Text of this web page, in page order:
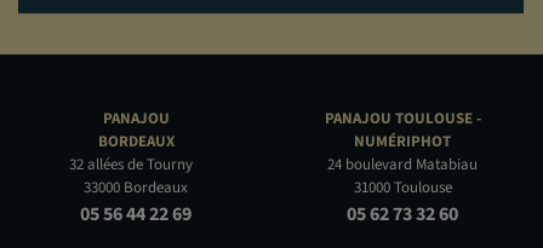
PANAJOU
BORDEAUX
32 allées de Tourny
33000 Bordeaux
05 56 44 22 69
PANAJOU TOULOUSE -
NUMÉRIPHOT
24 boulevard Matabiau
31000 Toulouse
05 62 73 32 60